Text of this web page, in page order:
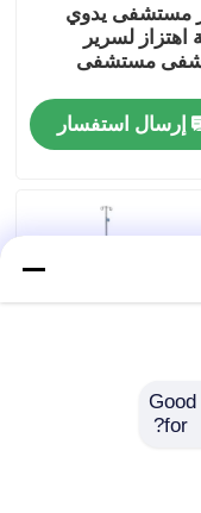
مستشفى يدوي
اهتزاز لسرير
مستشفى
إرسال استفسار
عجلات 5 بوصة ، ثلاثةfor?